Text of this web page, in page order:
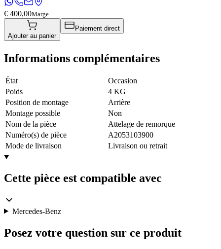
€ 400,00Marge
Ajouter au panier
Paiement direct
Informations complémentaires
État
Occasion
Poids
4 KG
Position de montage
Arrière
Montage possible
Non
Nom de la pièce
Attelage de remorque
Numéro(s) de pièce
A2053103900
Mode de livraison
Livraison ou retrait
Cette pièce est compatible avec
Mercedes-Benz
Posez votre question sur ce produit